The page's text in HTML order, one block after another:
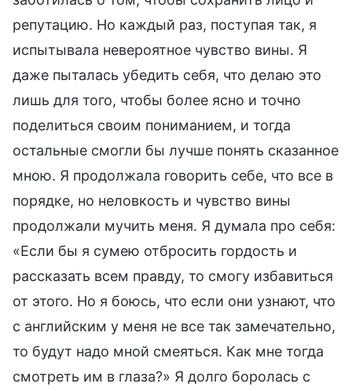
репутацию. Но каждый раз, поступая так, я
испытывала невероятное чувство вины. Я
даже пыталась убедить себя, что делаю это
лишь для того, чтобы более ясно и точно
поделиться своим пониманием, и тогда
остальные смогли бы лучше понять сказанное
мною. Я продолжала говорить себе, что все в
порядке, но неловкость и чувство вины
продолжали мучить меня. Я думала про себя:
«Если бы я сумею отбросить гордость и
рассказать всем правду, то смогу избавиться
от этого. Но я боюсь, что если они узнают, что
с английским у меня не все так замечательно,
то будут надо мной смеяться. Как мне тогда
смотреть им в глаза?» Я долго боролась с